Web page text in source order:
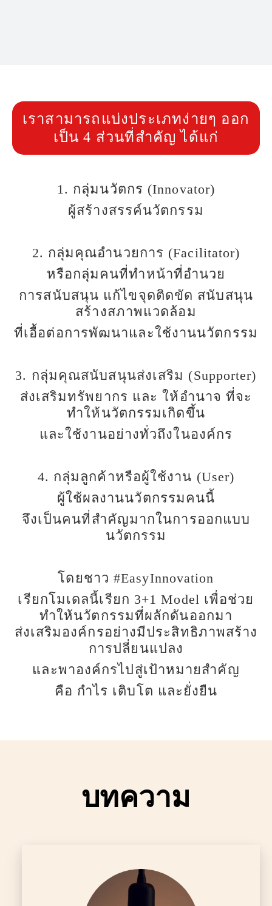
เราสามารถแบ่งประเภทง่ายๆ ออก
เป็น 4 ส่วนที่สำคัญ ได้แก่
1. กลุ่มนวัตกร (Innovator)
ผู้สร้างสรรค์นวัตกรรม
2. กลุ่มคุณอำนวยการ (Facilitator)
หรือกลุ่มคนที่ทำหน้าที่อำนวย
การสนับสนุน แก้ไขจุดติดขัด สนับสนุน
สร้างสภาพแวดล้อม
ที่เอื้อต่อการพัฒนาและใช้งานนวัตกรรม
3. กลุ่มคุณสนับสนุนส่งเสริม (Supporter)
ส่งเสริมทรัพยากร และ ให้อำนาจ ที่จะ
ทำให้นวัตกรรมเกิดขึ้น
และใช้งานอย่างทั่วถึงในองค์กร
4. กลุ่มลูกค้าหรือผู้ใช้งาน (User)
ผู้ใช้ผลงานนวัตกรรมคนนี้
จึงเป็นคนที่สำคัญมากในการออกแบบ
นวัตกรรม
โดยชาว #EasyInnovation
เรียกโมเดลนี้เรียก 3+1 Model เพื่อช่วย
ทำให้นวัตกรรมที่ผลักดันออกมา
ส่งเสริมองค์กรอย่างมีประสิทธิภาพสร้าง
การปลี่ยนแปลง
และพาองค์กรไปสู่เป้าหมายสำคัญ
คือ กำไร เติบโต และยั่งยืน
บทความ